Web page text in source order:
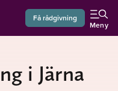
Få rådgivning
Meny
i Järna